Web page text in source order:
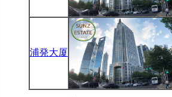
浦発大厦